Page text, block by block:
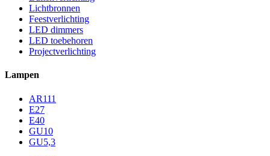
Lichtbronnen
Feestverlichting
LED dimmers
LED toebehoren
Projectverlichting
Lampen
AR111
E27
E40
GU10
GU5,3